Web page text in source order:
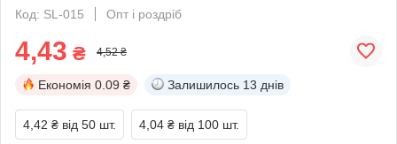
Код: SL-015
Опт і роздріб
4,43 ₴ 4,52 ₴
Економія 0.09 ₴ Залишилось 13 днів
4,42 ₴ від 50 шт. 4,04 ₴ від 100 шт.